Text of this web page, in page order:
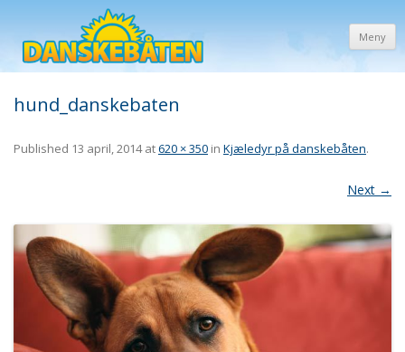
Meny
hund_danskebaten
Published 13 april, 2014at620 × 350 in Kjæledyr på danskebåten.
Next →